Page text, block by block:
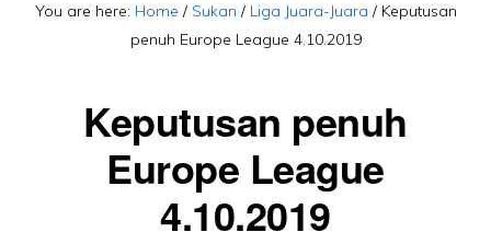
You are here: Home / Sukan / Liga Juara-Juara /Keputusan
penuh Europe League 4.10.2019
Keputusan penuh
Europe League
4.10.2019